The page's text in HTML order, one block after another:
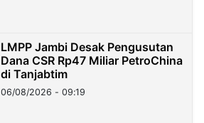
LMPP Jambi Desak Pengusutan
Dana CSR Rp47 Miliar PetroChina
di Tanjabtim
06/08/2026 - 09:19